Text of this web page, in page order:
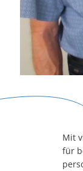
Mit
für